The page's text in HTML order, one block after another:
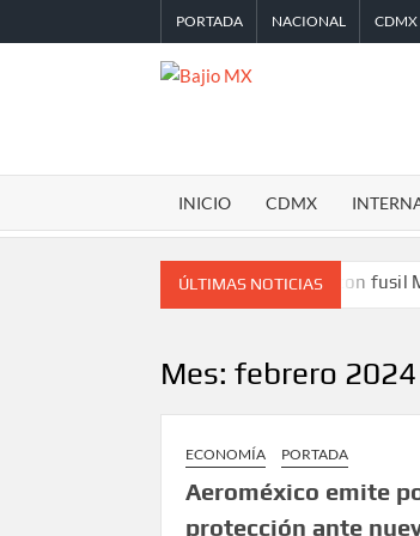
al
PORTADA NACIONAL CDMX
MX
INICIO CDMX
ÚLTIMAS NOTICIAS
Detienen a ‘El Pony’ con fusil M4, drogas
Mes:febrero 2024
ECONOMÍA PORTADA
Aeroméxico emite
protección ante